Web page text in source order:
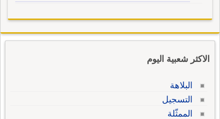
الاكثر شعبية اليوم
البلاهة
التسجيل
الممثّلة